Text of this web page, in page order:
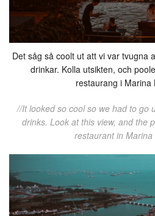
Det såg så coolt ut att vi var tvugna
drinkar. Kolla utsikten, och
restaurang i Marina
//It looked so cool so we had to go
drinks. Look at this view, and the
restaurant in Marina